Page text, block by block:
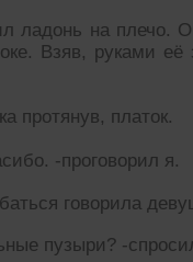
ладонь на плечо.
Взяв, руками
протянув, платок.
-проговорил я.
говорила
пузыри? -